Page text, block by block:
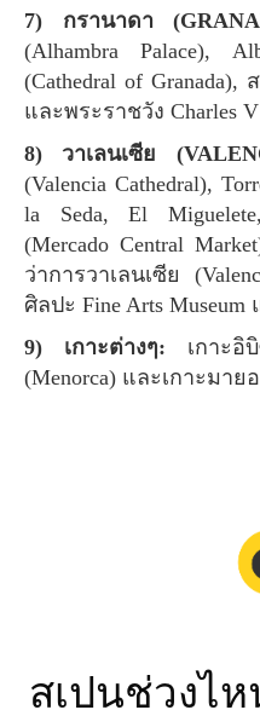
7) กรานาดา
(Alhambra Palace),
(Cathedral of Granada),
และพระราชวัง Charles V
8) วาเลนเซีย
(Valencia Cathedral),
la Seda, El
(Mercado Central
ว่าการวาเลนเซีย
ศิลปะ Fine Arts Museum
9) เกาะต่างๆ: เกาะอิ
(Menorca) และเกาะมาย
สเปนช่วงไ